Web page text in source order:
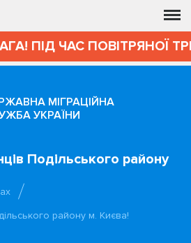
ПІД ЧАС ПОВІТРЯНОЇ
МІГРАЦІЙНА
УКРАЇНИ
Подільського району
району м. Києва!